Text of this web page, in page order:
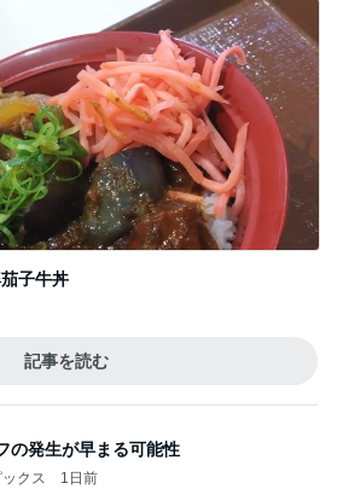
子牛丼
記事を読む
の発生が早まる可能性
クス 1日前